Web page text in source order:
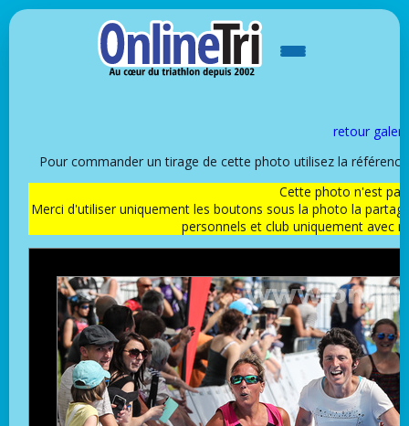
retour
Pour commander un tirage de cette photo utilisez la
Cette photo n'est
Merci d'utiliser uniquement les boutons sous la photo la
personnels et club uniquement avec